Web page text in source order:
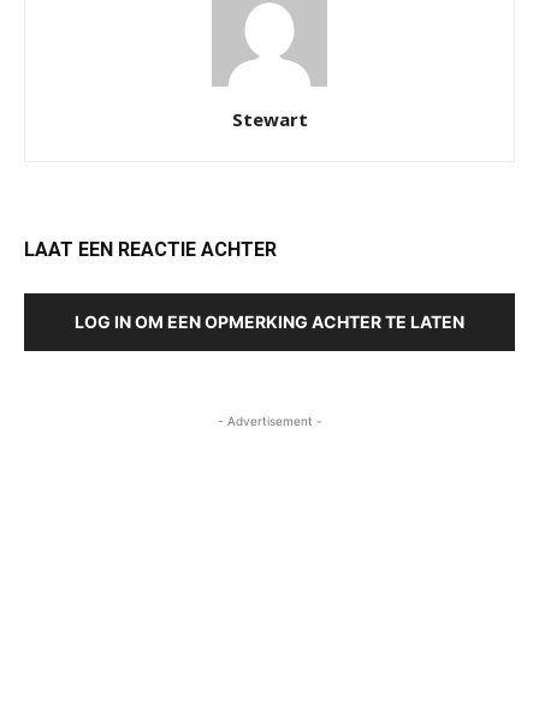
Stewart
LAAT EEN REACTIE ACHTER
LOG IN OM EEN OPMERKING ACHTER TE LATEN
- Advertisement -